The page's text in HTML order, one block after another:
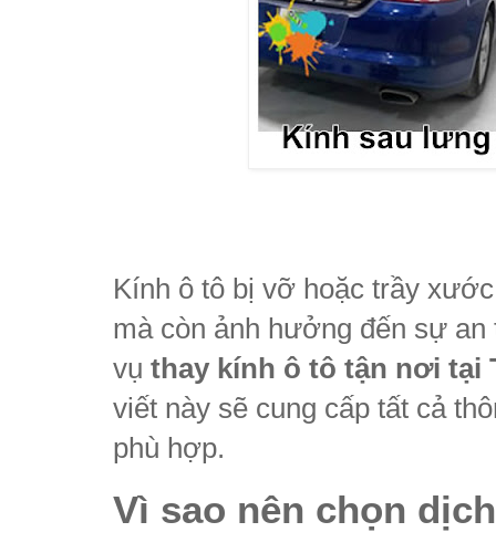
Kính ô tô bị vỡ hoặc trầy
mà còn ảnh hưởng đến sự
vụ thay kính ô tô tận nơi tại
viết này sẽ cung cấp tất cả
phù hợp.
Vì sao nên chọn